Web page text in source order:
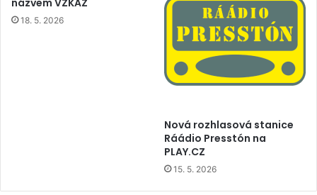
názvem VZKAZ
18. 5. 2026
Nová rozhlasová stanice
Ráádio Presstón na
PLAY.CZ
15. 5. 2026